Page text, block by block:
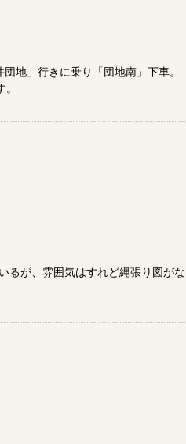
地」行きに乗り「団地南」下車。
るが、雰囲気はすれど縄張り図がな